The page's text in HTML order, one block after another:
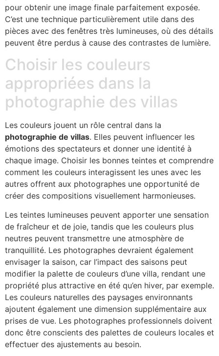
pour obtenir une image finale parfaitement exposée.
C’est une technique particulièrement utile dans des
pièces avec des fenêtres très lumineuses, où des détails
peuvent être perdus à cause des contrastes de lumière.
Choisir les couleurs
appropriées dans la
photographie des villas
Les couleurs jouent un rôle central dans la
photographie de villas. Elles peuvent influencer les
émotions des spectateurs et donner une identité à
chaque image. Choisir les bonnes teintes et comprendre
comment les couleurs interagissent les unes avec les
autres offrent aux photographes une opportunité de
créer des compositions visuellement harmonieuses.
Les teintes lumineuses peuvent apporter une sensation
de fraîcheur et de joie, tandis que les couleurs plus
neutres peuvent transmettre une atmosphère de
tranquillité. Les photographes devraient également
envisager la saison, car l’impact des saisons peut
modifier la palette de couleurs d’une villa, rendant une
propriété plus attractive en été qu’en hiver, par exemple.
Les couleurs naturelles des paysages environnants
ajoutent également une dimension supplémentaire aux
prises de vue. Les photographes professionnels doivent
donc être conscients des palettes de couleurs locales et
effectuer des ajustements au besoin.